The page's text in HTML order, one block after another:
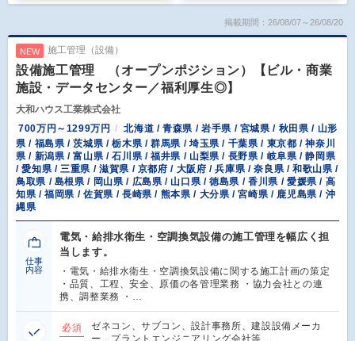
掲載期間：26/08/07～26/08/20
NEW 施工管理（設備）
設備施工管理 （オープンポジション）【ビル・商業
施設・データセンター／福利厚生◎】
大和ハウス工業株式会社
700万円～1299万円
北海道 / 青森県 / 岩手県 / 宮城県 / 秋田県 / 山形
県 / 福島県 / 茨城県 / 栃木県 / 群馬県 / 埼玉県 / 千葉県 / 東京都 / 神奈川
県 / 新潟県 / 富山県 / 石川県 / 福井県 / 山梨県 / 長野県 / 岐阜県 / 静岡県
/ 愛知県 / 三重県 / 滋賀県 / 京都府 / 大阪府 / 兵庫県 / 奈良県 / 和歌山県 /
鳥取県 / 島根県 / 岡山県 / 広島県 / 山口県 / 徳島県 / 香川県 / 愛媛県 / 高
知県 / 福岡県 / 佐賀県 / 長崎県 / 熊本県 / 大分県 / 宮崎県 / 鹿児島県 / 沖
縄県
仕事
内容
電気・給排水衛生・空調換気設備の施工管理を幅広く担
当します。
・電気・給排水衛生・空調換気設備に関する施工計画の策定
・品質、工程、安全、原価の各管理業務 ・協力会社との連
携、調整業務 ・…
必須
ゼネコン、サブコン、設計事務所、建設設備メーカ
ー、プラントエンジニアリング会社等…